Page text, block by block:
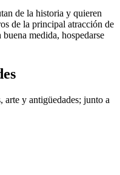
de la historia y quieren
de la principal atracción de
medida, hospedarse
y antigüedades; junto a